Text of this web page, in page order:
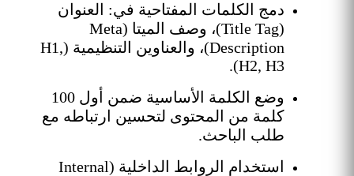
دمج الكلمات المفتاحية في: العنوان
(Title Tag)، وصف الميتا (Meta
Description)، والعناوين التنظيمية (H1,
H2, H3).
وضع الكلمة الأساسية ضمن أول 100
كلمة من المحتوى لتحسين ارتباطه مع
طلب الباحث.
استخدام الروابط الداخلية (Internal